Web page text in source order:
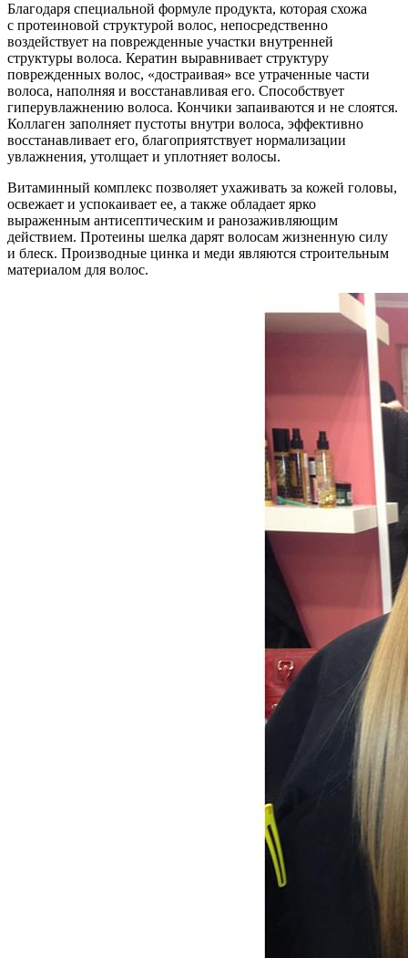
Благодаря специальной формуле продукта, которая схожа
с протеиновой структурой волос, непосредственно
воздействует на поврежденные участки внутренней
структуры волоса. Кератин выравнивает структуру
поврежденных волос, «достраивая» все утраченные части
волоса, наполняя и восстанавливая его. Способствует
гиперувлажнению волоса. Кончики запаиваются и не слоятся.
Коллаген заполняет пустоты внутри волоса, эффективно
восстанавливает его, благоприятствует нормализации
увлажнения, утолщает и уплотняет волосы.
Витаминный комплекс позволяет ухаживать за кожей головы,
освежает и успокаивает ее, а также обладает ярко
выраженным антисептическим и ранозаживляющим
действием. Протеины шелка дарят волосам жизненную силу
и блеск. Производные цинка и меди являются строительным
материалом для волос.